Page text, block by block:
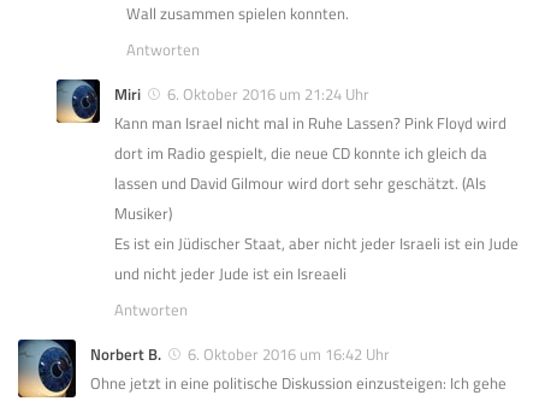
Wall zusammen spielen konnten.
Antworten
Miri
6. Oktober 2016 um 21:24 Uhr
Kann man Israel nicht mal in Ruhe Lassen? Pink Floyd wird
dort im Radio gespielt, die neue CD konnte ich gleich da
lassen und David Gilmour wird dort sehr geschätzt. (Als
Musiker)
Es ist ein Jüdischer Staat, aber nicht jeder Israeli ist ein Jude
und nicht jeder Jude ist ein Isreaeli
Antworten
Norbert B.
6. Oktober 2016 um 16:42 Uhr
Ohne jetzt in eine politische Diskussion einzusteigen: Ich gehe